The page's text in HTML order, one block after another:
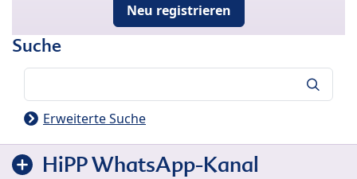
Neu registrieren
Suche
Erweiterte Suche
HiPP WhatsApp-Kanal